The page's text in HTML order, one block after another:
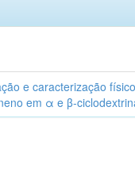
e caracterização
em α e β-